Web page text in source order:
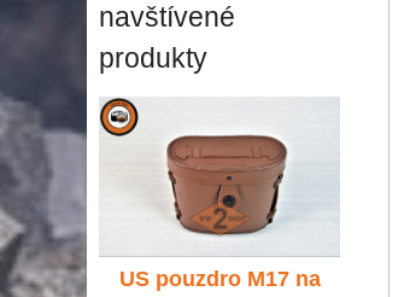
navštívené
produkty
na
US pouzdro M17 na